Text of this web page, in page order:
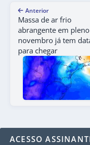
Anterior
Massa de ar frio
abrangente em pleno
novembro já tem
para chegar
ACESSO